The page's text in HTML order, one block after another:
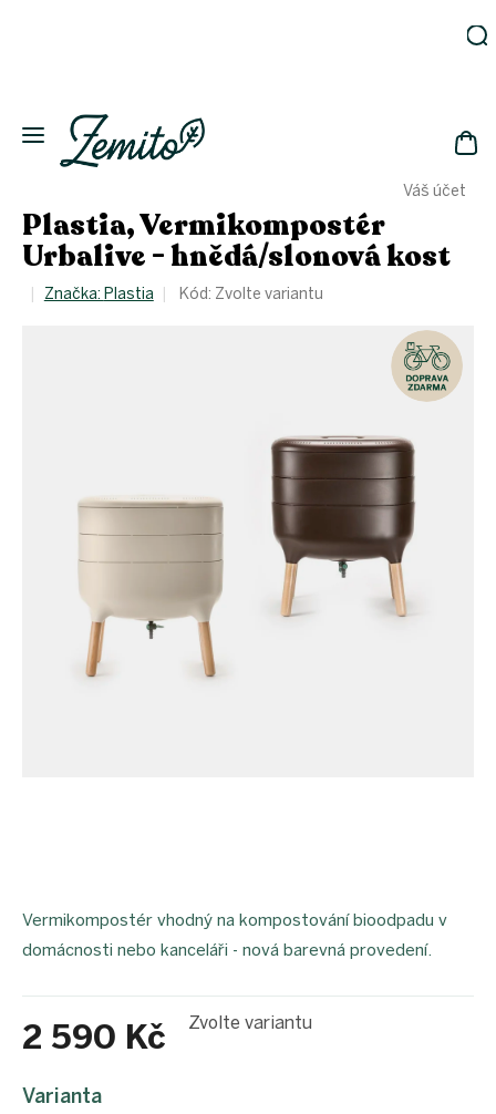
Váš účet
Eko
domácnost
Kosmetika
Eko
láhve
Akce
Plastia, Vermikompostér
Urbalive - hnědá/slonová kost
Značka: Plastia Kód: Zvolte variantu
2 590 Kč
cena:
Zvolte variantu
Varianta
Vermikompostér vhodný na kompostování bioodpadu v
domácnosti nebo kanceláři - nová barevná provedení.